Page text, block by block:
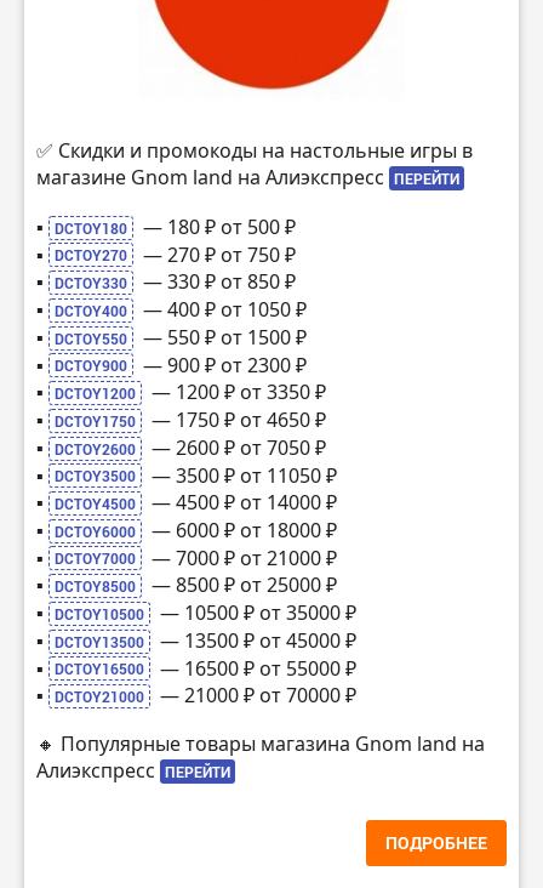
✅ Скидки и промокоды на настольные игры в
магазине Gnom land на Алиэкспресс ПЕРЕЙТИ
▪️ DCTOY180
— 180 ₽ от 500 ₽
▪️
DCTOY270
— 270 ₽ от 750 ₽
▪️
DCTOY330
— 330 ₽ от 850 ₽
▪️
DCTOY400
— 400 ₽ от 1050 ₽
▪️
DCTOY550
— 550 ₽ от 1500 ₽
▪️
DCTOY900
— 900 ₽ от 2300 ₽
▪️
DCTOY1200
— 1200 ₽ от 3350 ₽
▪️
DCTOY1750
— 1750 ₽ от 4650 ₽
▪️
DCTOY2600
— 2600 ₽ от 7050 ₽
▪️
DCTOY3500
— 3500 ₽ от 11050 ₽
▪️
DCTOY4500
— 4500 ₽ от 14000 ₽
▪️
DCTOY6000
— 6000 ₽ от 18000 ₽
▪️
DCTOY7000
— 7000 ₽ от 21000 ₽
▪️
DCTOY8500
— 8500 ₽ от 25000 ₽
▪️
DCTOY10500
— 10500 ₽ от 35000 ₽
▪️
DCTOY13500
— 13500 ₽ от 45000 ₽
▪️
DCTOY16500
— 16500 ₽ от 55000 ₽
▪️
DCTOY21000
— 21000 ₽ от 70000 ₽
🔸 Популярные товары магазина Gnom land на
Алиэкспресс ПЕРЕЙТИ
ПОДРОБНЕЕ